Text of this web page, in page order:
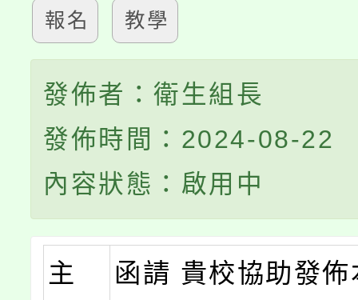
報名 教學
發佈者：衛生組長
發佈時間：2024-08-22
內容狀態：啟用中
主
函請 貴校協助發